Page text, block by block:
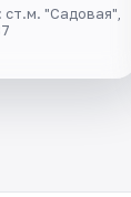
"Садовая",